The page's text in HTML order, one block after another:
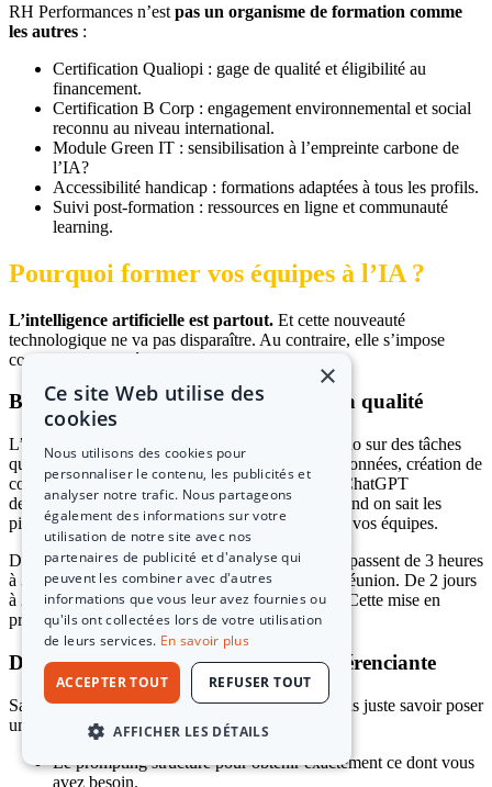
RH Performances n’est pas un organisme de formation comme
les autres :
Certification Qualiopi : gage de qualité et éligibilité au
financement.
Certification B Corp : engagement environnemental et social
reconnu au niveau international.
Module Green IT : sensibilisation à l’empreinte carbone de
l’IA?
Accessibilité handicap : formations adaptées à tous les profils.
Suivi post-formation : ressources en ligne et communauté
learning.
Pourquoi former vos équipes à l’IA ?
L’intelligence artificielle est partout. Et cette nouveauté
technologique ne va pas disparaître. Au contraire, elle s’impose
comme une compétence incontournable.
Booster la productivité sans sacrifier la qualité
L’IA générative permet de gagner un temps chrono sur des tâches
qui prenaient des heures. Rédaction, analyse de données, création de
contenus, gestion de projet… Les outils comme ChatGPT
deviennent de véritables assistants personnels quand on sait les
piloter. Et ça change radicalement le quotidien de vos équipes.
Dans notre métier, on voit des professionnels qui passent de 3 heures
à 30 minutes pour produire un compte-rendu de réunion. De 2 jours
à 2 heures pour créer une présentation complète. Cette mise en
pratique immédiate, c’est ce qui fait la différence.
Développer une vraie compétence différenciante
Savoir utiliser l’intelligence artificielle, ce n’est pas juste savoir poser
une question à ChatGPT. C’est maîtriser :
Le prompting structuré pour obtenir exactement ce dont vous
avez besoin.
×
Ce site Web utilise des
cookies
Nous utilisons des cookies pour
personnaliser le contenu, les publicités et
analyser notre trafic. Nous partageons
également des informations sur votre
utilisation de notre site avec nos
partenaires de publicité et d'analyse qui
peuvent les combiner avec d'autres
informations que vous leur avez fournies ou
qu'ils ont collectées lors de votre utilisation
de leurs services. En savoir plus
ACCEPTER TOUT REFUSER TOUT
AFFICHER LES DÉTAILS